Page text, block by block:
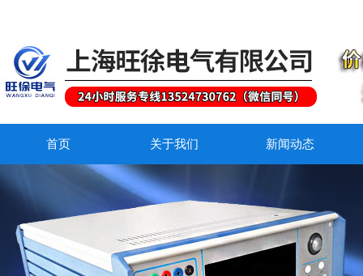
首页 关于我们 新闻动态